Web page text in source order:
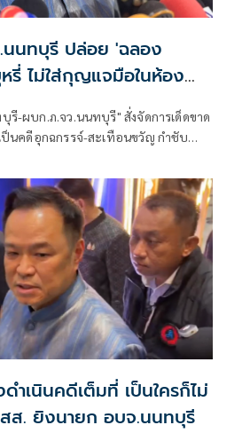
นทบุรี ปล่อย 'ฉลอง
รี่ ไม่ใส่กุญแจมือในห้อง
รี-ผบก.ภ.จว.นนทบุรี" สั่งจัดการเด็ดขาด
ป็นคดีอุกฉกรรจ์-สะเทือนขวัญ กำชับ
แจมือ
เนินคดีเต็มที่ เป็นใครก็ไม่
ส. ยิงนายก อบจ.นนทบุรี